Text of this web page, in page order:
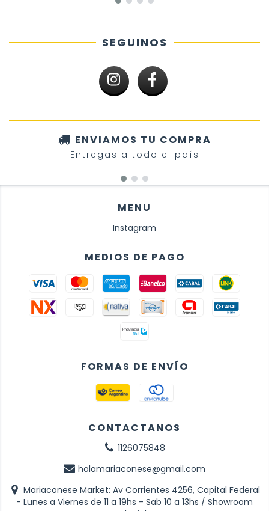
SEGUINOS
ENVIAMOS TU COMPRA
Entregas a todo el país
MENU
Instagram
MEDIOS DE PAGO
FORMAS DE ENVÍO
CONTACTANOS
1126075848
holamariaconese@gmail.com
Mariaconese Market: Av Corrientes 4256, Capital Federal
- Lunes a Viernes de 11 a 19hs - Sab 10 a 13hs / Showroom